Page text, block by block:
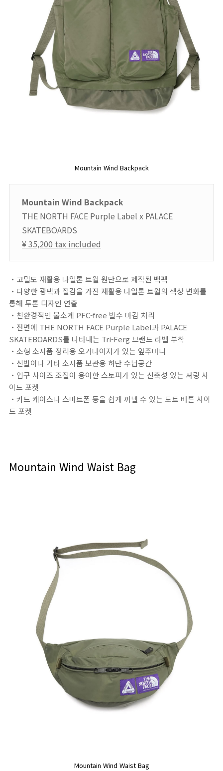
Mountain Wind Backpack
Mountain Wind Backpack
THE NORTH FACE Purple Label x PALACE
SKATEBOARDS
¥ 35,200 tax included
・고밀도 재활용 나일론 트윌 원단으로 제작된 백팩
・다양한 광택과 질감을 가진 재활용 나일론 트윌의 색상 변화를
통해 투톤 디자인 연출
・친환경적인 불소계 PFC-free 발수 마감 처리
・전면에 THE NORTH FACE Purple Label과 PALACE
SKATEBOARDS를 나타내는 Tri-Ferg 브랜드 라벨 부착
・소형 소지품 정리용 오거나이저가 있는 앞주머니
・신발이나 기타 소지품 보관용 하단 수납공간
・입구 사이즈 조절이 용이한 스토퍼가 있는 신축성 있는 셔링 사
이드 포켓
・카드 케이스나 스마트폰 등을 쉽게 꺼낼 수 있는 도트 버튼 사이
드 포켓
Mountain Wind Waist Bag
Mountain Wind Waist Bag